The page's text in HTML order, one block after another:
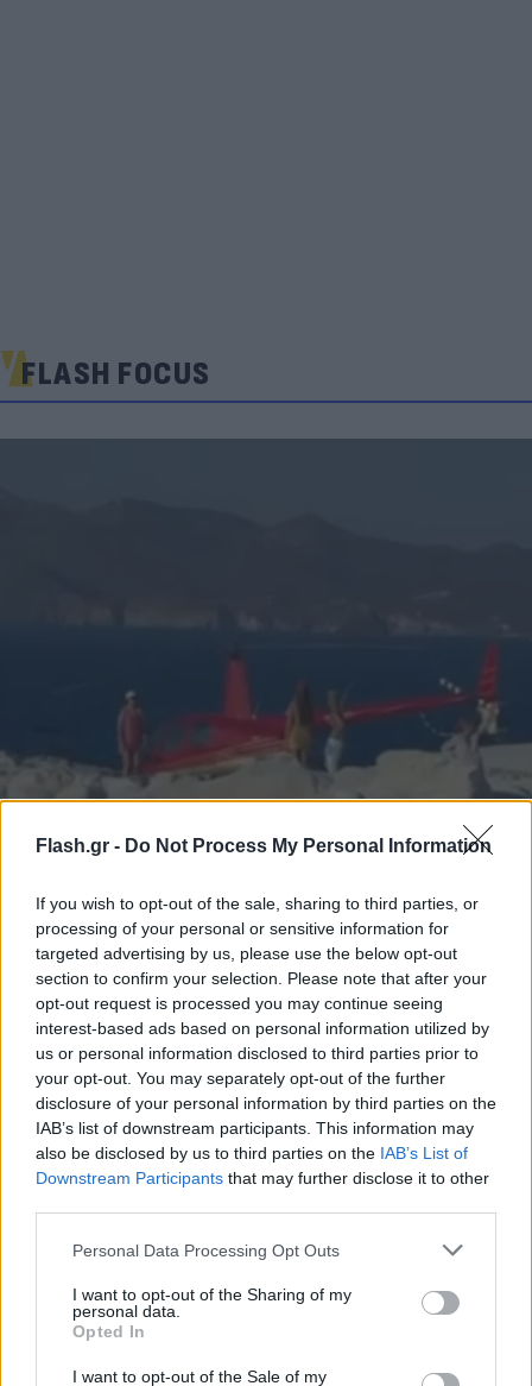
Flash.gr - Do Not Process My Personal Information
If you wish to opt-out of the sale, sharing to third parties, or
processing of your personal or sensitive information for
targeted advertising by us, please use the below opt-out
section to confirm your selection. Please note that after your
opt-out request is processed you may continue seeing
interest-based ads based on personal information utilized by
us or personal information disclosed to third parties prior to
your opt-out. You may separately opt-out of the further
disclosure of your personal information by third parties on the
IAB’s list of downstream participants. This information may
also be disclosed by us to third parties on the IAB’s List of
Downstream Participants that may further disclose it to other
Please note that this website/app uses one or more Google
not limited to your visit or usage behaviour. You may click to
grant or deny consent to Google and its third-party tags to
use your data for below specified purposes in below Google
consent section.
Personal Data Processing Opt Outs
I want to opt-out of the Sharing of my
personal data.
Opted In
I want to opt-out of the Sale of my
FLASH FOCUS
Μήλος: «Πάρκαρε» ελικόπτερο στο
Σαρακήνικο και πήγε για μπάνιο με την
παρέα του
09.08.2026